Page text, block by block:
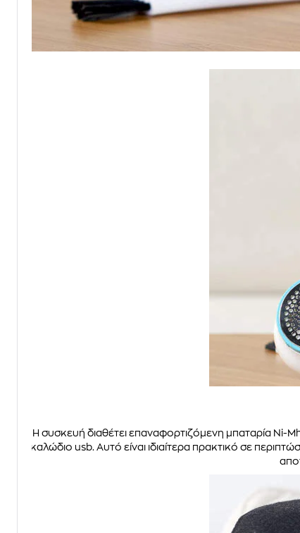
Η συσκευή διαθέτει επαναφορτιζόμενη μπαταρία
καλώδιο usb. Αυτό είναι ιδιαίτερα πρακτικό σε